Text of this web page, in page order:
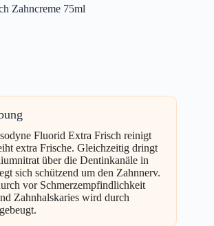
Zahncreme 75ml
Fluorid Extra Frisch reinigt
extra Frische. Gleichzeitig dringt
über die Dentinkanäle in
sich schützend um den Zahnnerv.
vor Schmerzempfindlichkeit
Zahnhalskaries wird durch